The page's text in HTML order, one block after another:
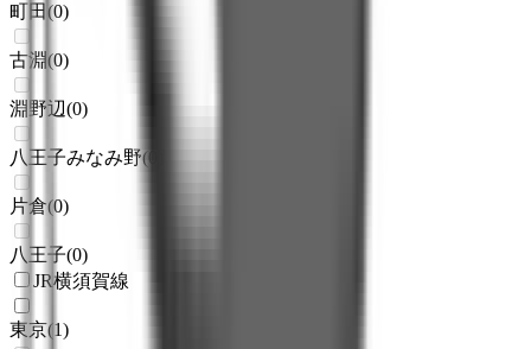
町田 (0)
古淵(0)
淵野辺(0)
八王子みなみ野(
片倉(0)
八王子(0)
JR横須賀線
東京(1)